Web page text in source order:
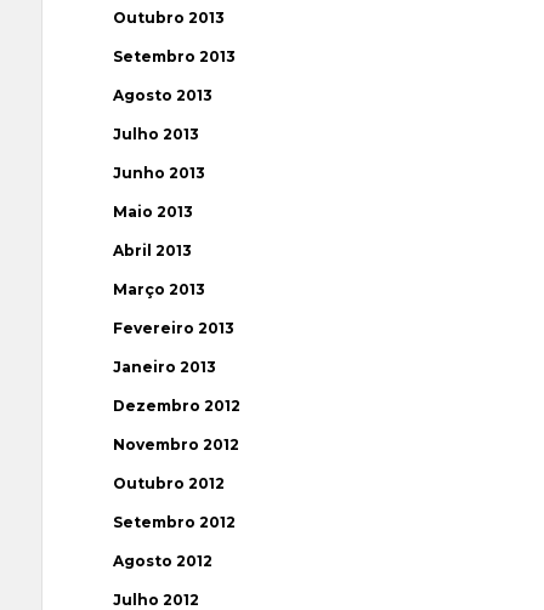
Outubro 2013
Setembro 2013
Agosto 2013
Julho 2013
Junho 2013
Maio 2013
Abril 2013
Março 2013
Fevereiro 2013
Janeiro 2013
Dezembro 2012
Novembro 2012
Outubro 2012
Setembro 2012
Agosto 2012
Julho 2012